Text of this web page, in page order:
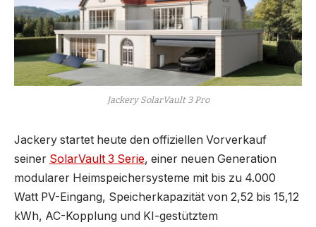
Jackery SolarVault 3 Pro
Jackery startet heute den offiziellen Vorverkauf
seiner SolarVault 3 Serie, einer neuen Generation
modularer Heimspeichersysteme mit bis zu 4.000
Watt PV-Eingang, Speicherkapazität von 2,52 bis 15,12
kWh, AC-Kopplung und KI-gestütztem